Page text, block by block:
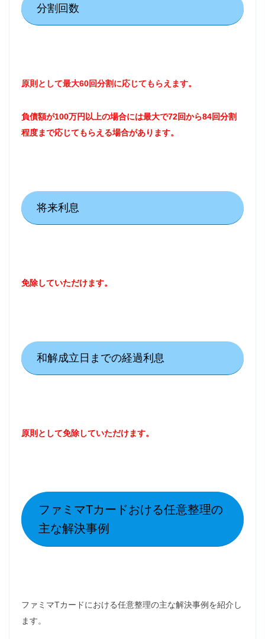
分割回数
原則として最大60回分割に応じてもらえます。
負債額が100万円以上の場合には最大で72回から84回分割
程度まで応じてもらえる場合があります。
将来利息
免除していただけます。
和解成立日までの経過利息
原則として免除していただけます。
ファミマTカードおける任意整理の
主な解決事例
ファミマTカードにおける任意整理の主な解決事例を紹介し
ます。